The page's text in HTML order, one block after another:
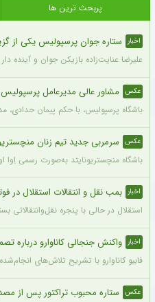
پربحث ترین ها
اخبار ستاره جوان پرسپولیس یکی از
علیرضا عنایت‌زاده بازیکن جوان و آینده
عکس مشاور عالی مدیرعامل
باشگاه پرسپولیس، با حکم پیمان حدادی،
عکس سرمربی جدید تیم زنان
باشگاه منچستریونایتد به‌صورت رسمی اِوا
اخبار بمب نقل و انتقالات استقلال در
استقلال در حالی با پنجره
اخبار واکنش جنجالی کاناوارو درباره
فابیو کاناوارو با تشریح تلاش‌های
عکس ستاره محبوب تراکتور پس از مصدومیت